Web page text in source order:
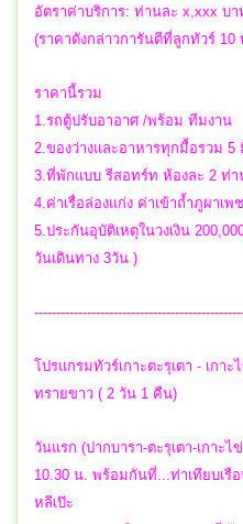
อัตราค่าบริการ: ท่านละ x,xxx บ
(ราคาดังกล่าวการันตีที่ลูกทัวร์ 10
ราคานี้รวม
1.รถตู้ปรับอาอาศ /พร้อม ทีมงาน
2.ของว่างและอาหารทุกมื้อรวม 5
3.ที่พักแบบ รีสอทร์ท ห้องละ 2 ท่า
4.ค่าเรื่อล่องแก่ง ค่าเข้าถ้ำภูผาเพ
5.ประกันอุบัติเหตุในวงเงิน
วันเดินทาง 3วัน )
โปรแกรมทัวร์เกาะตะรุเตา - เกา
ทรายขาว ( 2 วัน 1 คืน)
วันแรก (ปากบารา-ตะรุเตา-เกาะไ
10.30 น. พร้อมกันที่...ท่าเทียบเรือ
หลีเป๊ะ